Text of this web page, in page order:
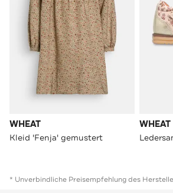
WHEAT
Kleid 'Fenja' gemustert
WHEAT
* Unverbindliche Preisempfehlung des